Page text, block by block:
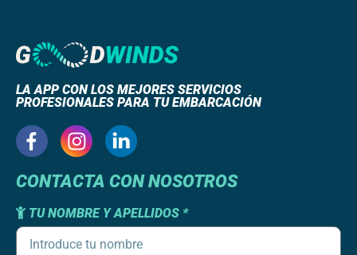
LA APP CON LOS MEJORES SERVICIOS
PROFESIONALES PARA TU EMBARCACIÓN
CONTACTA CON NOSOTROS
TU NOMBRE Y APELLIDOS *